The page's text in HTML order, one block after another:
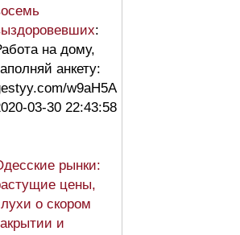
:
на дому,
анкету:
w9aH5A
03-30 22:43:58
рынки:
цены,
о скором
и